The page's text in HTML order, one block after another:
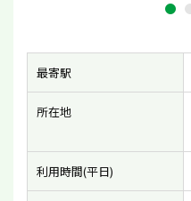
最寄駅
所在地
利用時間(平日)